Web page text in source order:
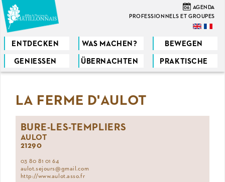
Direkt
zum
Inhalt
06 AGENDA
PROFESSIONNELS ET GROUPES
ENTDECKEN WAS MACHEN? BEWEGEN
GENIESSEN ÜBERNACHTEN PRAKTISCHE
Sie
hierLA FERME D'AULOT
BURE-LES-TEMPLIERS
AULOT
21290
03 80 81 01 64
aulot.sejours@gmail.com
http://www.aulot.asso.fr